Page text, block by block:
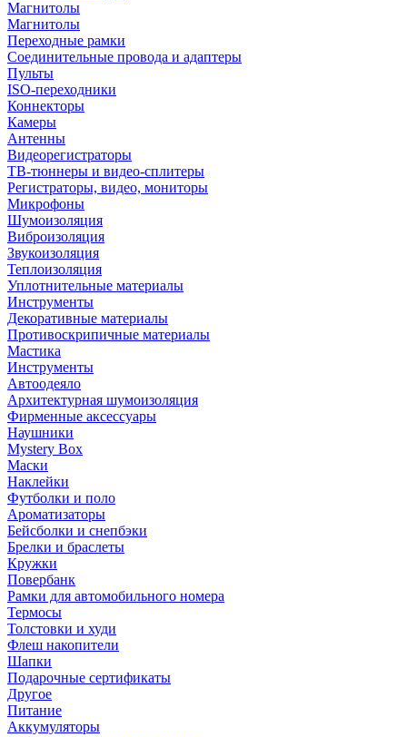
Магнитолы
Магнитолы
Переходные рамки
Соединительные провода и адаптеры
Пульты
ISO-переходники
Коннекторы
Камеры
Антенны
Видеорегистраторы
ТВ-тюннеры и видео-сплитеры
Регистраторы, видео, мониторы
Микрофоны
Шумоизоляция
Виброизоляция
Звукоизоляция
Теплоизоляция
Уплотнительные материалы
Инструменты
Декоративные материалы
Противоскрипичные материалы
Мастика
Инструменты
Автоодеяло
Архитектурная шумоизоляция
Фирменные аксессуары
Наушники
Mystery Box
Маски
Наклейки
Футболки и поло
Ароматизаторы
Бейсболки и снепбэки
Брелки и браслеты
Кружки
Повербанк
Рамки для автомобильного номера
Термосы
Толстовки и худи
Флеш накопители
Шапки
Подарочные сертификаты
Другое
Питание
Аккумуляторы